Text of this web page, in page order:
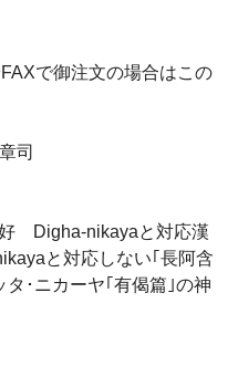
で御注文の場合はこの
司
Digha-nikayaと対応漢
と対応しない｢長阿含
･ニカーヤ｢有偈篇｣の神